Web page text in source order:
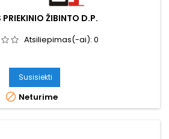
PRIEKINIO ŽIBINTO D.P.
Atsiliepimas(-ai): 0
Susisiekti
 Neturime